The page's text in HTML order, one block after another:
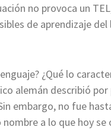
no provoca un
de aprendizaje del
¿Qué lo
alemán describió
embargo, no fue
a lo que hoy se